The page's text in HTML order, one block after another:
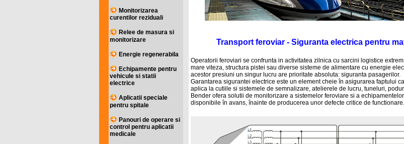
Monitorizarea
curentilor reziduali
Relee de masura si
monitorizare
Energie regenerabila
Echipamente pentru
vehicule si statii
electrice
Aplicatii speciale
pentru spitale
Panouri de operare si
control pentru aplicatii
medicale
Transport feroviar - Siguranta electrica pentru
Operatorii feroviari se confrunta in activitatea zilnica cu sarcini logistice
mare viteza, structura pistei sau diverse sisteme de alimentare cu energie
acestor presiuni un singur lucru are prioritate absoluta: siguranta pasagerilor.
Garantarea sigurantei electrice este un element cheie în asigurarea faptului
aplica la cutiile si sistemele de semnalizare, atelierele de lucru, tuneluri,
Bender ofera solutii de monitorizare a sistemelor feroviare si a
disponibile în avans, înainte de producerea unor defecte critice de functionare.